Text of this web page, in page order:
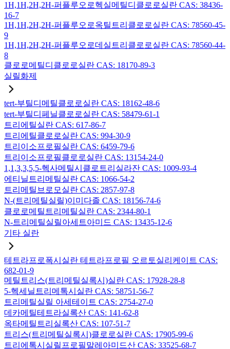
1H,1H,2H,2H-퍼플루오로헥실메틸디클로로실란 CAS: 38436-
16-7
1H,1H,2H,2H-퍼플루오로옥틸트리클로로실란 CAS: 78560-45-
9
1H,1H,2H,2H-퍼플루오로데실트리클로로실란 CAS: 78560-44-
8
클로로메틸디클로로실란 CAS: 18170-89-3
실릴화제
tert-부틸디메틸클로로실란 CAS: 18162-48-6
tert-부틸디페닐클로로실란 CAS: 58479-61-1
트리에틸실란 CAS: 617-86-7
트리에틸클로로실란 CAS: 994-30-9
트리이소프로필실란 CAS: 6459-79-6
트리이소프로필클로로실란 CAS: 13154-24-0
1,1,3,3,5,5-헥사메틸시클로트리실라잔 CAS: 1009-93-4
에티닐트리메틸실란 CAS: 1066-54-2
트리메틸브로모실란 CAS: 2857-97-8
N-(트리메틸실릴)이미다졸 CAS: 18156-74-6
클로로메틸트리메틸실란 CAS: 2344-80-1
N-트리메틸실릴아세트아미드 CAS: 13435-12-6
기타 실란
테트라프로폭시실란 테트라프로필 오르토실리케이트 CAS:
682-01-9
메틸트리스(트리메틸실록시)실란 CAS: 17928-28-8
5-헥세닐트리메톡시실란 CAS: 58751-56-7
트리메틸실릴 아세테이트 CAS: 2754-27-0
데카메틸테트라실록산 CAS: 141-62-8
옥타메틸트리실록산 CAS: 107-51-7
트리스(트리메틸실록시)클로로실란 CAS: 17905-99-6
트리에톡시실릴프로필말레아미드산 CAS: 33525-68-7